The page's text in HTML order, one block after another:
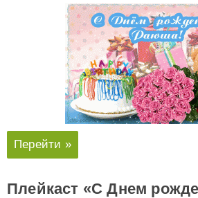
Перейти »
Плейкаст «С Днем